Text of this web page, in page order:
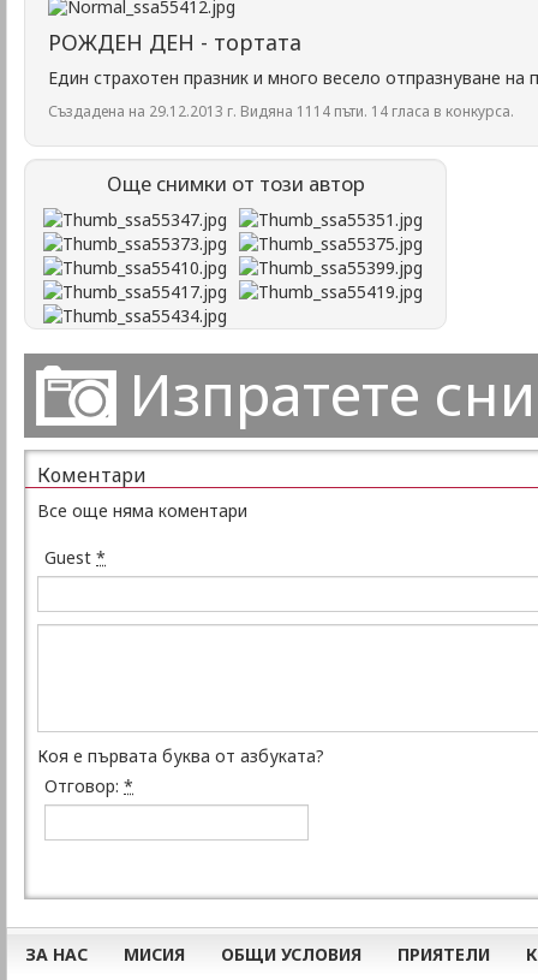
РОЖДЕН ДЕН - тортата
Един страхотен празник и много весело отпразнуване
Създадена на 29.12.2013 г. Видяна 1114 пъти. 14 гласа в конкурса.
Още снимки от този автор
Изпратете
Коментари
Все още няма коментари
Guest *
Коя е първата буква от азбуката?
Отговор: *
ЗА НАС МИСИЯ ОБЩИ УСЛОВИЯ ПРИЯТЕЛИ